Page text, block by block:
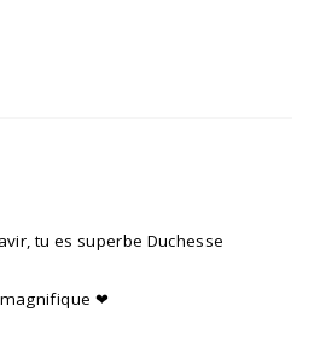
tu es superbe Duchesse
magnifique ❤